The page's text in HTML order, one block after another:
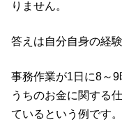
りません。
答えは自分自身の経
事務作業が1日に8～
うちのお金に関する
ているという例です。